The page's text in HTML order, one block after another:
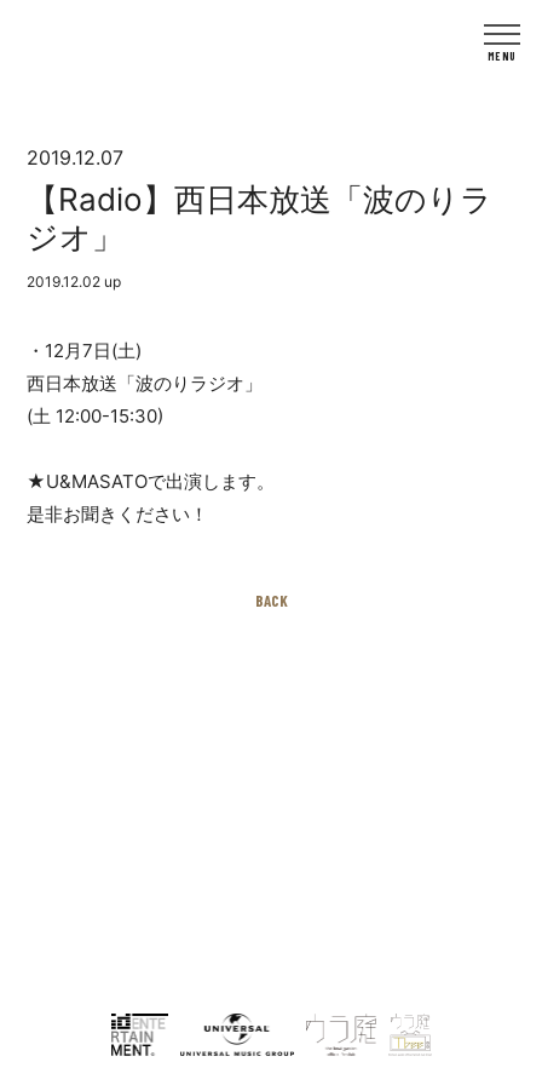
2019.12.07
【Radio】西日本放送「波のりラ
ジオ」
2019.12.02 up
・12月7日(土)
西日本放送「波のりラジオ」
(土 12:00-15:30)
★U&MASATOで出演します。
是非お聞きください！
BACK